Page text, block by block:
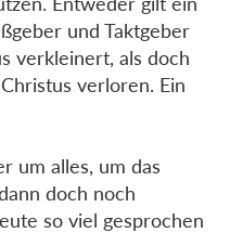
und Taktgeber
verkleinert, als doch
verloren. Ein
um alles, um das
doch noch
so viel gesprochen